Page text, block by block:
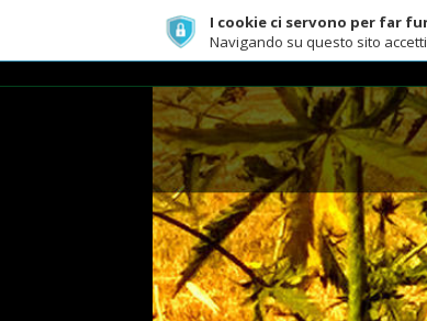
I cookie ci servono per far
Navigando su questo sito accetti